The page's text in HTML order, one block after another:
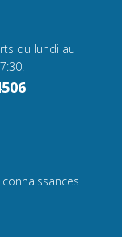
du lundi au